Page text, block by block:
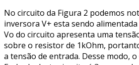
No circuito da Figura 2 podemos
inversora V+ esta sendo alimentada
Vo do circuito apresenta uma
sobre o resistor de 1kOhm,
a tensão de entrada. Desse modo,